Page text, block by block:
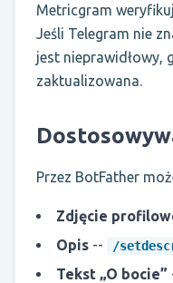
Metricgram
Jeśli Telegram nie
jest nieprawidłowy,
zaktualizowana.
Przez BotFather
Zdjęcie
Opis -- /
Tekst „O bocie”